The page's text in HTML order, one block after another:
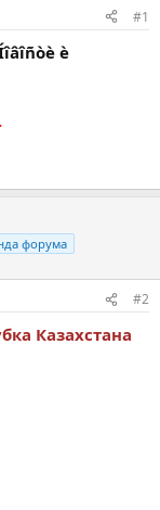
#1
è
форума
#2
Казахстана